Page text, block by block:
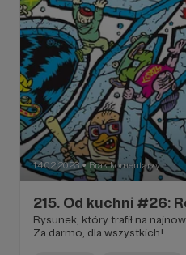
14.02.2023 ● Brak komentarzy
215. Od kuchni #26:
Rysunek, który trafił na
Za darmo, dla wszystkich!